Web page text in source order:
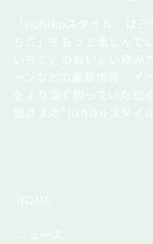
「iichikoスタイル」は
ちこ」をもっと楽しんで
いちこ」のおいしい飲み
ーンなどの最新情報、イ
をより深く知っていただ
皆さまの“iichikoスタイ
HOME
ニュース